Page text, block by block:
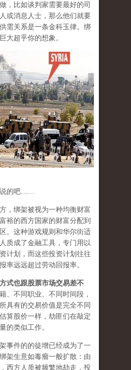
，比如谈判家需要最好的司
或消息人士，那么他们就要
供需关系是一条金科玉律。绑
大超乎你的想象。
的吧……
，绑架被视为一种均衡财富
的西方国家的财富分配到
。这种游戏规则和华尔街适
人质成了金融工具 ，专门用以
计划，而这些投资计划往往
率远远超过劳动回报率。
式也跟股票市场交易差不
、不同职业、不同时间段，
具有的交易价值是完全不同
算股价一样，劫匪们在敲定
的类似工作。
事件的的徒增已经成为了一
架生意如毒瘤一般扩散：由
西方人质被频繁地劫走，投